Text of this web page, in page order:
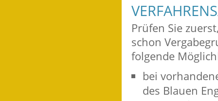
Prüfen Sie
schon
folgende
bei
des Blauen